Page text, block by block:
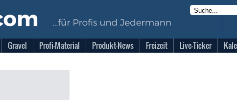
Gravel Profi-Material Produkt-News Freizeit Live-Ticker